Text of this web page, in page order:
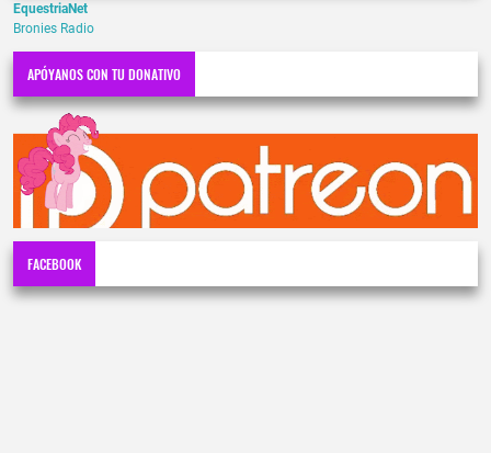
EquestriaNet
Bronies Radio
APÓYANOS CON TU DONATIVO
FACEBOOK